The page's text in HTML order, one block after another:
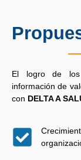
El logro de los
información de
con DELTA A